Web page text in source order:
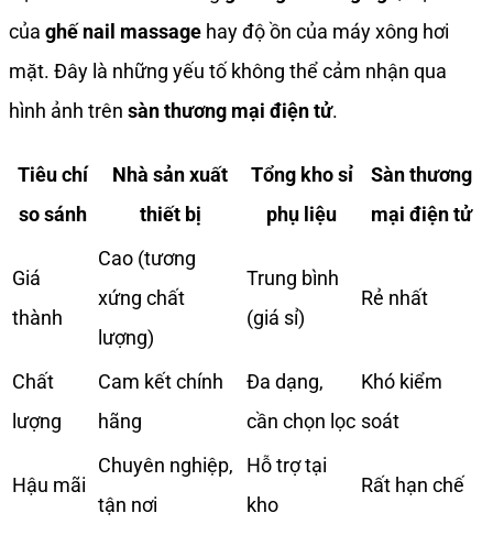
của ghế nail massage hay độ ồn của máy xông hơi
mặt. Đây là những yếu tố không thể cảm nhận qua
hình ảnh trên sàn thương mại điện tử.
Tiêu chí
so sánh
Nhà sản xuất
thiết bị
Tổng kho sỉ
phụ liệu
Sàn thương
mại điện tử
Giá
thành
Cao (tương
xứng chất
lượng)
Trung bình
(giá sỉ)
Rẻ nhất
Chất
lượng
Cam kết chính
hãng
Đa dạng,
cần chọn lọc
Khó kiểm
soát
Hậu mãi
Chuyên nghiệp,
tận nơi
Hỗ trợ tại
kho
Rất hạn chế